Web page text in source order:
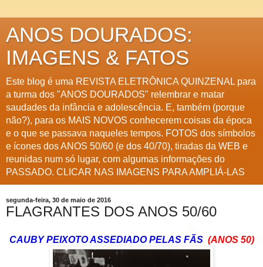
ANOS DOURADOS:
IMAGENS & FATOS
Este blog é uma REVISTA ELETRÔNICA QUINZENAL para
a turma dos "ANOS DOURADOS" relembrar e matar
saudades da infância e adolescência. E, também (porque
não?), para os MAIS NOVOS conhecerem coisas da época
e o que se passava naqueles tempos. FOTOS dos símbolos
e ícones dos ANOS 50/60 (e dos 40/70), tiradas da WEB e
reunidas num só lugar, com algumas informações do
PASSADO. CLICAR NAS IMAGENS PARA AMPLIÁ-LAS
segunda-feira, 30 de maio de 2016
FLAGRANTES DOS ANOS 50/60
CAUBY PEIXOTO ASSEDIADO PELAS FÃS (ANOS 50)